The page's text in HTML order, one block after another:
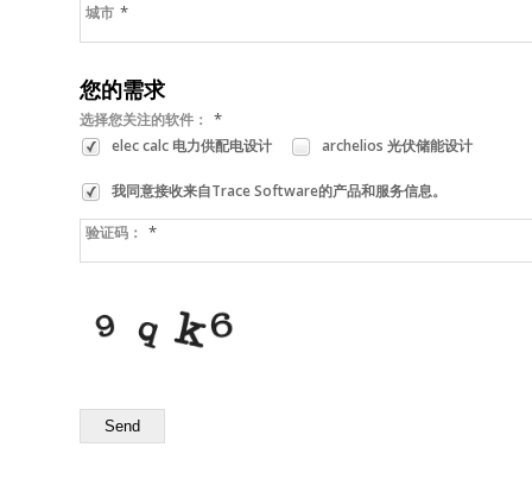
城市 *
您的需求
选择您关注的软件： *
elec calc 电力供配电设计 archelios 光伏储能设计
我同意接收来自Trace Software的产品和服务信息。
验证码： *
Send